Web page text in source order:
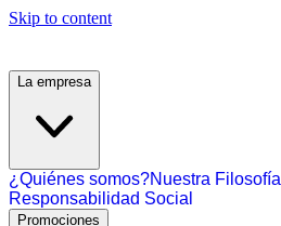
Skip to content
La empresa
¿Quiénes somos?Nuestra Filosofía
Responsabilidad Social
Promociones